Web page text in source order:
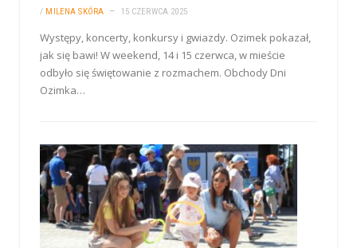
/ MILENA SKÓRA 15 CZERWCA 2025
Występy, koncerty, konkursy i gwiazdy. Ozimek pokazał,
jak się bawi! W weekend, 14 i 15 czerwca, w mieście
odbyło się świętowanie z rozmachem. Obchody Dni
Ozimka…